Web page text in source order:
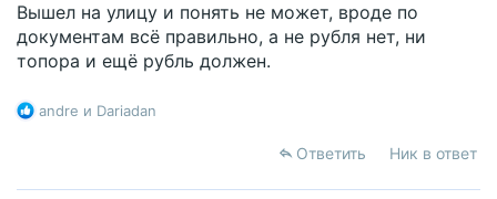
Вышел на улицу и понять не может, вроде по
документам всё правильно, а не рубля нет, ни
топора и ещё рубль должен.
Р
ц
andre и Dariadan
Ответить Ник в ответ